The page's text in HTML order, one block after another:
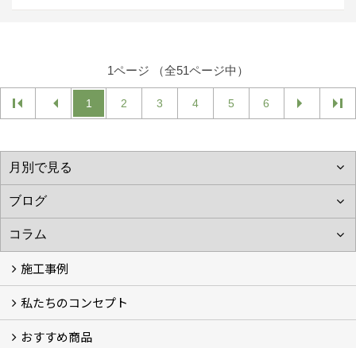
1ページ （全51ページ中）
1 2 3 4 5 6
施工事例
施工事例
お客様の声 (46)
私たちのコンセプト
コンセプト
完成までの流れ
お庭のメンテナンスについて
おすすめ商品